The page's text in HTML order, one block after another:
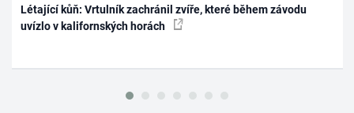
Létající kůň: Vrtulník zachránil zvíře, které během závodu
uvízlo v kalifornských horách